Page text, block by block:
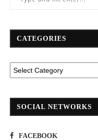
CATEGORIES
SOCIAL NETWORKS
FACEBOOK